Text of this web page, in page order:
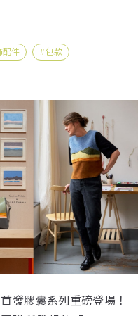
配件 包款
發膠囊系列重磅登場！